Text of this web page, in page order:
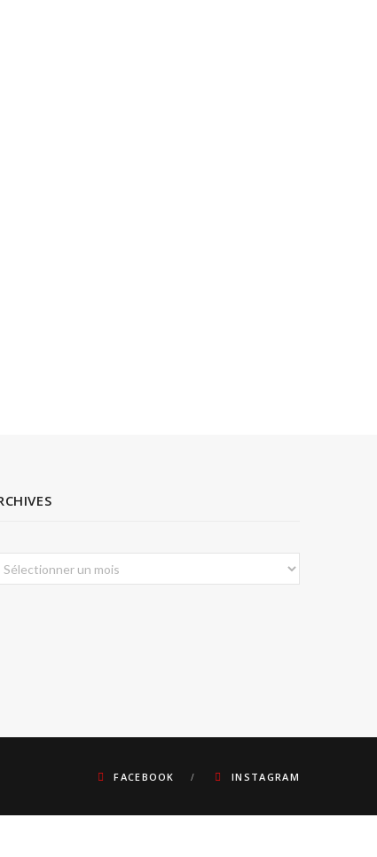
FACEBOOK INSTAGRAM